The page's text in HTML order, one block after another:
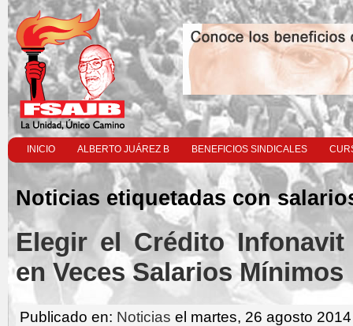
INICIO ALBERTO JUÁREZ B BENEFICIOS SINDICALES
Noticias etiquetadas con
Elegir el Crédito
en Veces Salarios Mínimos
Publicado en: Noticias el martes, 26 agosto